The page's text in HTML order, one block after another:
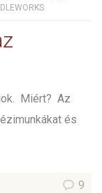
Miért? Az
és
9